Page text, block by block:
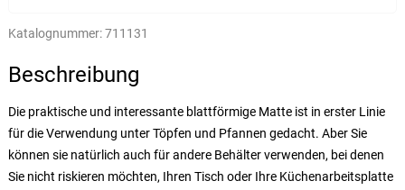
Katalognummer:711131
Beschreibung
Die praktische und interessante blattförmige Matte ist in erster Linie
für die Verwendung unter Töpfen und Pfannen gedacht. Aber Sie
können sie natürlich auch für andere Behälter verwenden, bei denen
Sie nicht riskieren möchten, Ihren Tisch oder Ihre Küchenarbeitsplatte